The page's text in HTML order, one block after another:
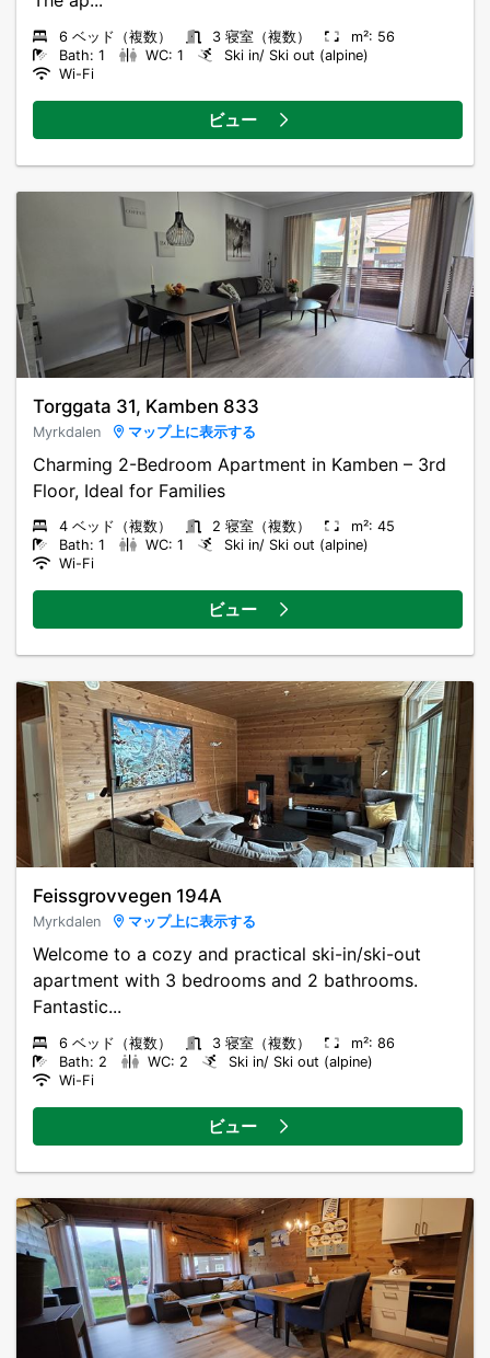
6 ベッド（複数） 3 寝室（複数）
m²: 56
Bath: 1
WC: 1
Ski in/ Ski out (alpine)
Wi-Fi
ビュー
Torggata 31, Kamben 833
Myrkdalen マップ上に表示する
Charming 2-Bedroom Apartment in Kamben – 3rd
4 ベッド（複数） 2 寝室（複数）
m²: 45
Bath: 1
WC: 1
Ski in/ Ski out (alpine)
Wi-Fi
ビュー
Feissgrovvegen 194A
Myrkdalen マップ上に表示する
Welcome to a cozy and practical ski-in/ski-out
apartment with 3 bedrooms and 2 bathrooms.
Fantastic...
6 ベッド（複数） 3 寝室（複数）
m²: 86
Bath: 2
WC: 2
Ski in/ Ski out (alpine)
Wi-Fi
ビュー